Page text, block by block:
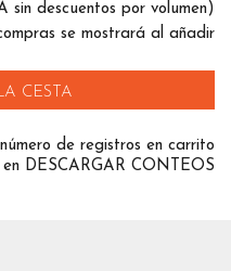
sin descuentos por volumen)
se mostrará al añadir
CESTA
de registros en carrito
en DESCARGAR CONTEOS